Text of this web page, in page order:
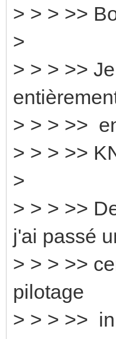
> > > >>
>
> > > >>
> > > >>
> > > >>
>
> > > >>
j'ai passé
> > > >>
pilotage
> > > >> in